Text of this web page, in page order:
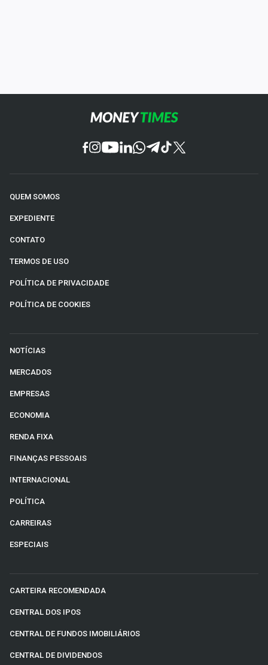
QUEM SOMOS
EXPEDIENTE
CONTATO
TERMOS DE USO
POLÍTICA DE PRIVACIDADE
POLÍTICA DE COOKIES
NOTÍCIAS
MERCADOS
EMPRESAS
ECONOMIA
RENDA FIXA
FINANÇAS PESSOAIS
INTERNACIONAL
POLÍTICA
CARREIRAS
ESPECIAIS
CARTEIRA RECOMENDADA
CENTRAL DOS IPOS
CENTRAL DE FUNDOS IMOBILIÁRIOS
CENTRAL DE DIVIDENDOS